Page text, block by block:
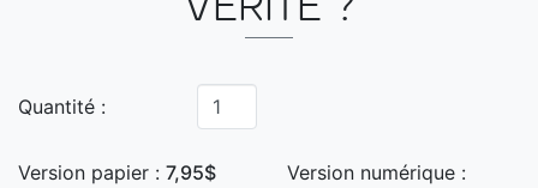
Quantité :
Version papier : 7,95$
Version numérique :